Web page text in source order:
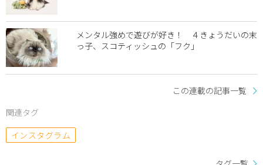
メンタル強めで遊びが好き！ ４きょうだいの末
っ子、スコティッシュの「フク」
この連載の記事一覧
関連タグ
インスタグラム